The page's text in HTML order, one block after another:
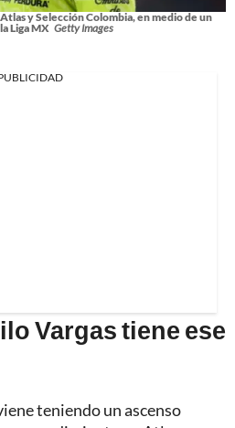
y Selección Colombia, en medio de un
Liga MX Getty Images
Vargas tiene ese
teniendo un ascenso